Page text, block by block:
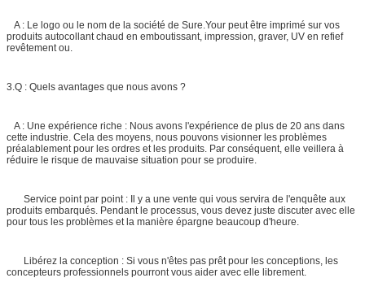
A : Le logo ou le nom de la société de Sure.Your peut être imprimé sur vos
produits autocollant chaud en emboutissant, impression, graver, UV en refief
revêtement ou.
3.Q : Quels avantages que nous avons ?
A : Une expérience riche : Nous avons l'expérience de plus de 20 ans dans
cette industrie. Cela des moyens, nous pouvons visionner les problèmes
préalablement pour les ordres et les produits. Par conséquent, elle veillera à
réduire le risque de mauvaise situation pour se produire.
Service point par point : Il y a une vente qui vous servira de l'enquête aux
produits embarqués. Pendant le processus, vous devez juste discuter avec elle
pour tous les problèmes et la manière épargne beaucoup d'heure.
Libérez la conception : Si vous n'êtes pas prêt pour les conceptions, les
concepteurs professionnels pourront vous aider avec elle librement.